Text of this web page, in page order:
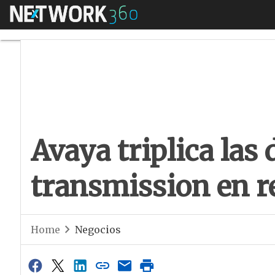
Menú
Avaya triplica las
transmission en
Home Negocios